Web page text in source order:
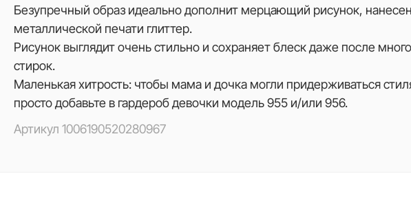
Безупречный образ идеально дополнит мерцающий рисунок,
металлической печати глиттер.
Рисунок выглядит очень стильно и сохраняет блеск даже после
стирок.
Маленькая хитрость: чтобы мама и дочка могли придерживаться
просто добавьте в гардероб девочки модель 955 и/или 956.
Артикул 1006190520280967